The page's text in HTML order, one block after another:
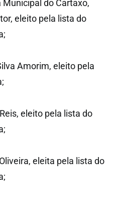
do Cartaxo,
eleito pela lista do
Amorim, eleito pela
eleito pela lista do
eleita pela lista do